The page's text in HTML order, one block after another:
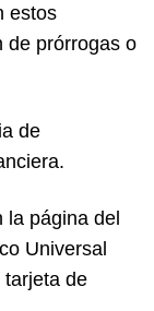
estos
de prórrogas o
de
la página del
Universal
tarjeta de